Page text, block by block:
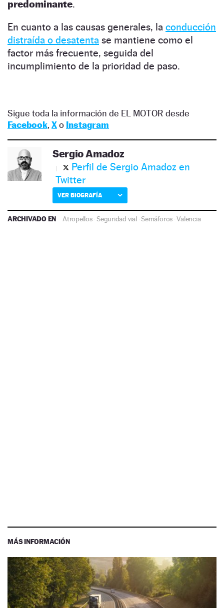
predominante.
En cuanto a las causas generales, la conducción
distraída o desatenta se mantiene como el
factor más frecuente, seguida del
incumplimiento de la prioridad de paso.
Sigue toda la información de EL MOTOR desde
Facebook, Xo Instagram
Sergio Amadoz
Perfil de Sergio Amadoz en
Twitter
VER BIOGRAFÍA
ARCHIVADO EN Atropellos·Seguridad vial·Semáforos ·Valencia
MÁS INFORMACIÓN